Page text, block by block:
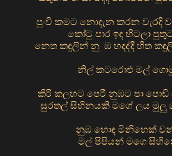
පුංචි කමට නොදැන කරන වැරදි
කෝටු පාර ඉඳ හිටලා
නෙත කඳුලින් නු ඹ හදද්දී හිත
නිල් කටරොළු මල්
කිරි කලහට පෙරී නුඹට පා පොඩි
සුරතල් සිහිනයකි මගේ ලය මුලු
නුඹ හොඳ මිනිහෙක්
මල් පිපියන් මගෙ